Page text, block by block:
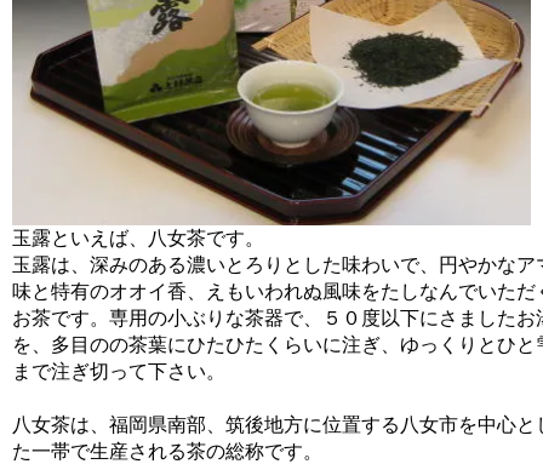
玉露といえば、八女茶です。
玉露は、深みのある濃いとろりとした味わいで、円やかなア
味と特有のオオイ香、えもいわれぬ風味をたしなんでいただ
お茶です。専用の小ぶりな茶器で、５０度以下にさましたお
を、多目のの茶葉にひたひたくらいに注ぎ、ゆっくりとひと
まで注ぎ切って下さい。
八女茶は、福岡県南部、筑後地方に位置する八女市を中心と
た一帯で生産される茶の総称です。